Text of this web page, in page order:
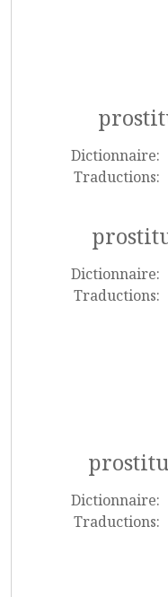
Dictionnaire:
Traductions:
Dictionnaire:
Traductions:
Dictionnaire:
Traductions: